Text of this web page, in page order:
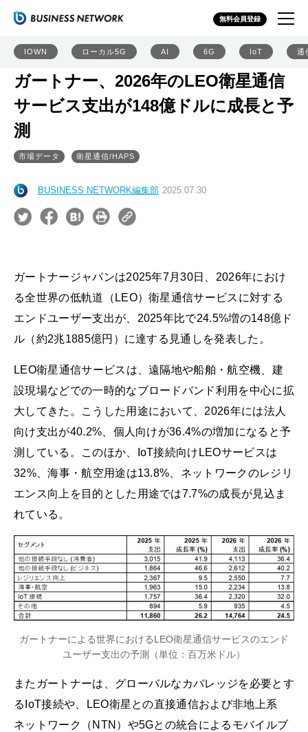
無料会員登録
IOWN ローカル5G AI 6G IoT 通
ガートナー、2026年のLEO衛星通信
サービス支出が148億ドルに成長と予
測
市場データ 衛星通信/HAPS
BUSINESS NETWORK編集部 2025.07.30
ガートナージャパンは2025年7月30日、2026年におけ
る全世界の低軌道（LEO）衛星通信サービスに対する
エンドユーザー支出が、2025年比で24.5%増の148億ド
ル（約2兆1885億円）に達する見通しを発表した。
LEO衛星通信サービスは、遠隔地や船舶・航空機、建
設現場などでの一時的なブロードバンド利用を中心に拡
大してきた。こうした用途において、2026年には法人
向け支出が40.2%、個人向けが36.4%の増加になると予
測している。このほか、IoT接続向けLEOサービスは
32%、海事・航空用途は13.8%、ネットワークのレジリ
エンス向上を目的とした用途では7.7%の成長が見込ま
れている。
ガートナーによる世界におけるLEO衛星通信サービスのエンド
ユーザー支出の予測（単位：百万米ドル）
またガートナーは、グローバルなカバレッジを必要とす
るIoT接続や、LEO衛星との直接通信および非地上系
ネットワーク（NTN）や5Gとの統合によるモバイルブ